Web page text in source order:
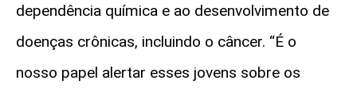
dependência química e ao desenvolvimento de
doenças crônicas, incluindo o câncer. “É o
nosso papel alertar esses jovens sobre os